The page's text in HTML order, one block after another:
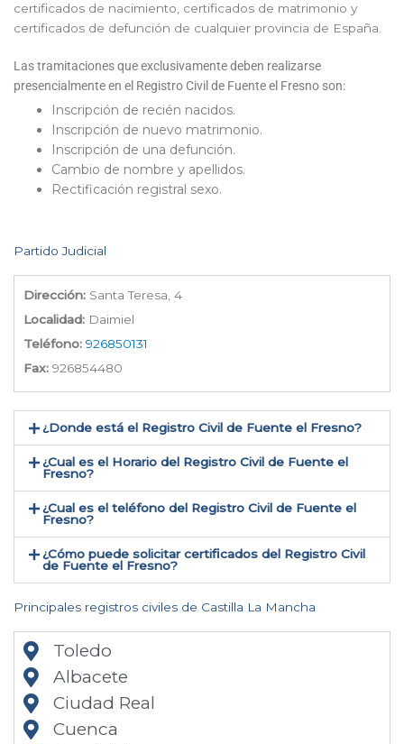
certificados de nacimiento, certificados de matrimonio y
certificados de defunción de cualquier provincia de España.
Las tramitaciones que exclusivamente deben realizarse
presencialmente en el Registro Civil de Fuente el Fresno son:
Inscripción de recién nacidos.
Inscripción de nuevo matrimonio.
Inscripción de una defunción.
Cambio de nombre y apellidos.
Rectificación registral sexo.
Partido Judicial
Dirección: Santa Teresa, 4
Localidad: Daimiel
Teléfono: 926850131
Fax: 926854480
¿Donde está el Registro Civil de Fuente el Fresno​?
¿Cual es el Horario del Registro Civil de Fuente el
Fresno?
¿Cual es el teléfono del Registro Civil de Fuente el
Fresno​?
¿Cómo puede solicitar certificados del Registro Civil
de Fuente el Fresno​?
Principales registros civiles de Castilla La Mancha
Toledo
Albacete
Ciudad Real
Cuenca